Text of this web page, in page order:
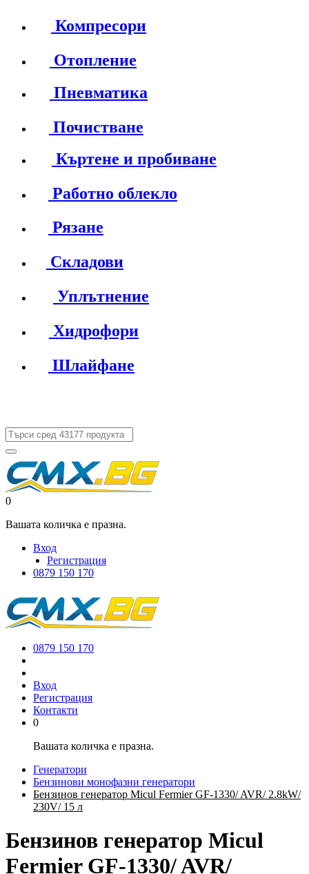
Компресори
Отопление
Пневматика
Почистване
Къртене и пробиване
Работно облекло
Рязане
Складови
Уплътнение
Хидрофори
Шлайфане
0
Вашата количка е празна.
Вход
Регистрация
0879 150 170
0879 150 170
Вход
Регистрация
Контакти
0
Вашата количка е празна.
Генератори
Бензинови монофазни генератори
Бензинов генератор Micul Fermier GF-1330/ AVR/ 2.8kW/
230V/ 15 л
Бензинов генератор Micul
Fermier GF-1330/ AVR/